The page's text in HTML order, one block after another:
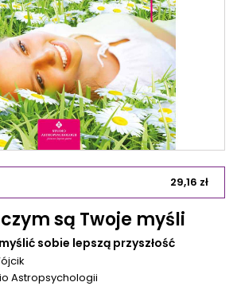
29,16 zł
są Twoje myśli
sobie lepszą przyszłość
Astropsychologii